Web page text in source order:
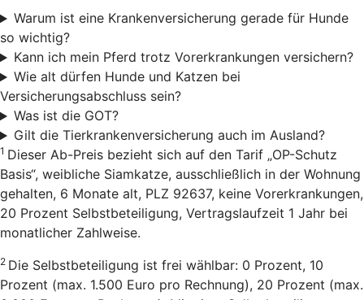
Warum ist eine Krankenversicherung gerade für Hunde
so wichtig?
Kann ich mein Pferd trotz Vorerkrankungen versichern?
Wie alt dürfen Hunde und Katzen bei
Versicherungsabschluss sein?
Was ist die GOT?
Gilt die Tierkrankenversicherung auch im Ausland?
1 Dieser Ab-Preis bezieht sich auf den Tarif „OP-Schutz
Basis“, weibliche Siamkatze, ausschließlich in der Wohnung
gehalten, 6 Monate alt, PLZ 92637, keine Vorerkrankungen,
20 Prozent Selbstbeteiligung, Vertragslaufzeit 1 Jahr bei
monatlicher Zahlweise.
2 Die Selbstbeteiligung ist frei wählbar: 0 Prozent, 10
Prozent (max. 1.500 Euro pro Rechnung), 20 Prozent (max.